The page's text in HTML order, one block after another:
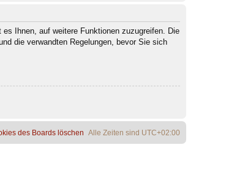
Ihnen, auf weitere Funktionen zuzugreifen. Die
die verwandten Regelungen, bevor Sie sich
Alle Zeiten sind UTC+02:00
des Boards löschen